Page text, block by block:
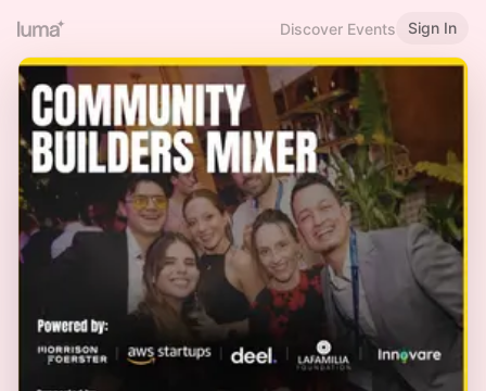
Discover Events Sign In